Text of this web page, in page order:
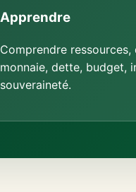
Apprendre
Comprendre ressources,
monnaie, dette, budget,
souveraineté.